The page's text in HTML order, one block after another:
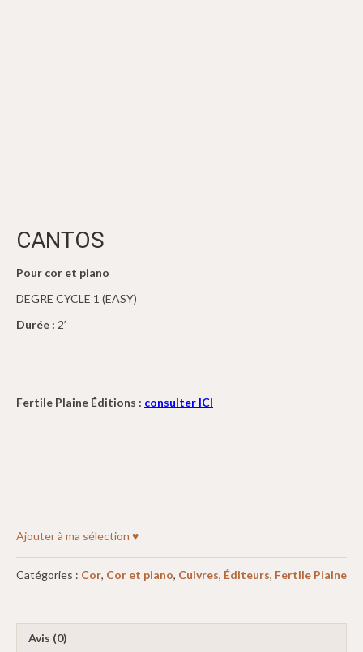
CANTOS
Pour cor et piano
DEGRE CYCLE 1 (EASY)
Durée : 2’
Fertile Plaine Éditions : consulter ICI
Ajouter à ma sélection ♥
Catégories : Cor, Cor et piano, Cuivres, Éditeurs, Fertile Plaine
Avis (0)